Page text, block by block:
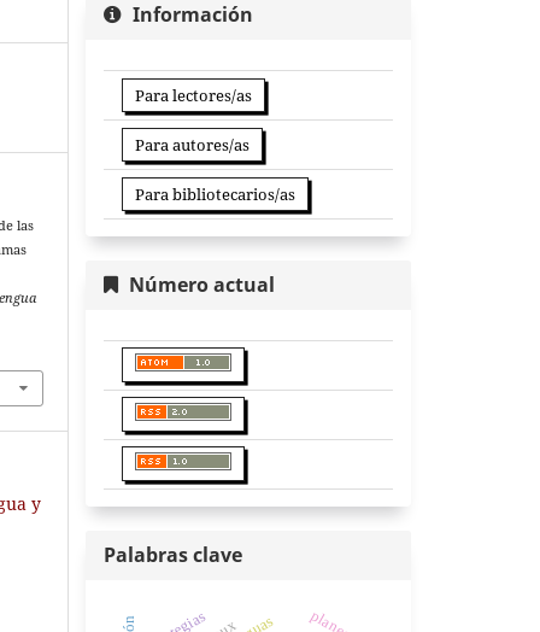
las
y
Información
Para lectores/as
Para autores/as
Para bibliotecarios/as
Número actual
Palabras clave